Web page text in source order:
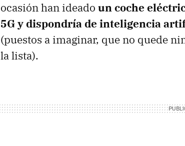
ocasión han ideado un coche
5G y dispondría de inteligencia
(puestos a imaginar, que no quede
la lista).